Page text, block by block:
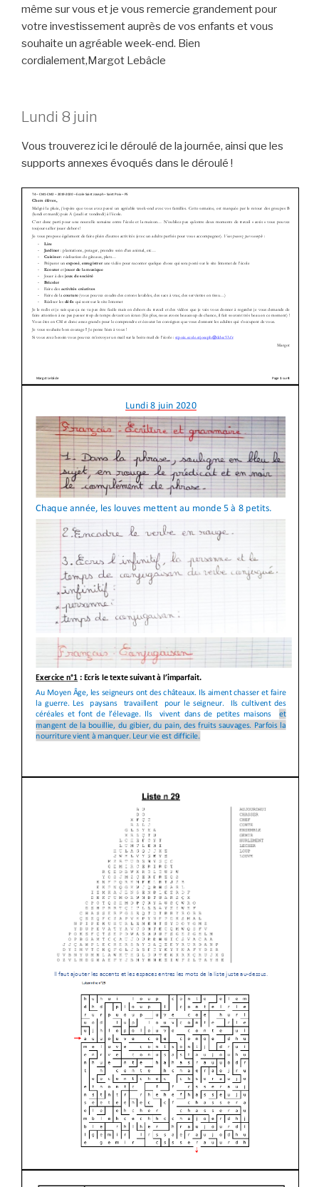
même sur vous et je vous remercie grandement pour
votre investissement auprès de vos enfants et vous
souhaite un agréable week-end. Bien
cordialement,Margot Lebâcle
Lundi 8 juin
Vous trouverez ici le déroulé de la journée, ainsi que les
supports annexes évoqués dans le déroulé !